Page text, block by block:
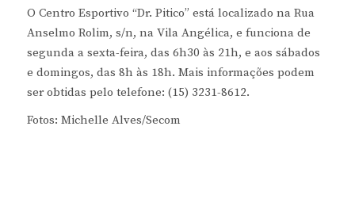
O Centro Esportivo “Dr. Pitico” está localizado na Rua
Anselmo Rolim, s/n, na Vila Angélica, e funciona de
segunda a sexta-feira, das 6h30 às 21h, e aos sábados
e domingos, das 8h às 18h. Mais informações podem
ser obtidas pelo telefone: (15) 3231-8612.
Fotos: Michelle Alves/Secom